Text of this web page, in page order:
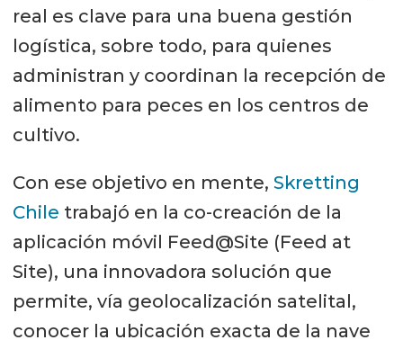
real es clave para una buena gestión
logística, sobre todo, para quienes
administran y coordinan la recepción de
alimento para peces en los centros de
cultivo.
Con ese objetivo en mente, Skretting
Chile trabajó en la co-creación de la
aplicación móvil Feed@Site (Feed at
Site), una innovadora solución que
permite, vía geolocalización satelital,
conocer la ubicación exacta de la nave